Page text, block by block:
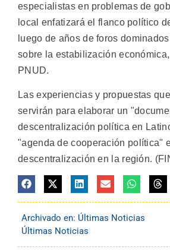
especialistas en problemas de
local enfatizará el flanco político
luego de años de foros
sobre la estabilización económica,
PNUD.
Las experiencias y propuestas
servirán para elaborar un
descentralización política en
"agenda de cooperación política"
descentralización en la región.
Archivado en: Últimas Noticias
Últimas Noticias